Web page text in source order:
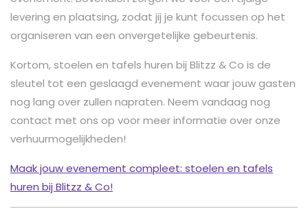
levering en plaatsing, zodat jij je kunt focussen op het
organiseren van een onvergetelijke gebeurtenis.
Kortom, stoelen en tafels huren bij Blitzz & Co is de
sleutel tot een geslaagd evenement waar jouw gasten
nog lang over zullen napraten. Neem vandaag nog
contact met ons op voor meer informatie over onze
verhuurmogelijkheden!
Maak jouw evenement compleet: stoelen en tafels
huren bij Blitzz & Co!